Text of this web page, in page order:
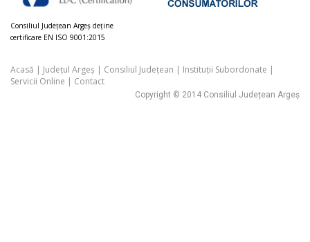
Consiliul Judeţean Argeș deţine
certificare EN ISO 9001:2015
Acasă | Județul Argeș | Consiliul Județean | Instituții Subordonate |
Servicii Online | Contact
Copyright © 2014 Consiliul Județean Argeș